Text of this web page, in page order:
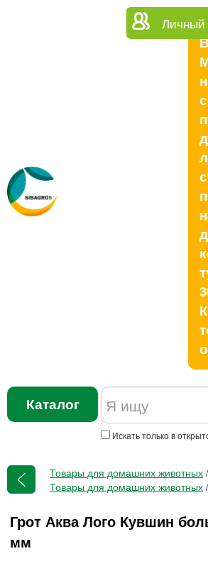
Личный
Каталог
Искать только в
Товары для домашних животных /
Товары для домашних животных /
Грот Аква Лого Кувшин
мм